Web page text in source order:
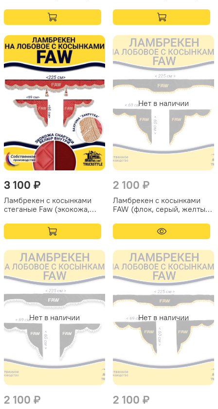
"закрутка")
"закрутка")
3 100 ₽
Ламбрекен с косынками
стеганые Faw (экокожа,
"закрутка")
Нет в наличии
2 100 ₽
Ламбрекен с косынками
FAW (флок, серый, желтые
Нет в наличии
2 100 ₽
Нет в наличии
2 100 ₽